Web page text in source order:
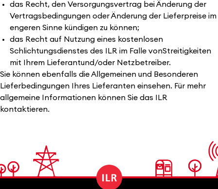
das Recht, den Versorgungsvertrag bei Änderung der
Vertragsbedingungen oder Änderung der Lieferpreise im
engeren Sinne kündigen zu können;
das Recht auf Nutzung eines kostenlosen
Schlichtungsdienstes des ILR im Falle vonStreitigkeiten
mit Ihrem Lieferantund/oder Netzbetreiber.
Sie können ebenfalls die Allgemeinen und Besonderen
Lieferbedingungen Ihres Lieferanten einsehen. Für mehr
allgemeine Informationen können Sie das ILR
kontaktieren.